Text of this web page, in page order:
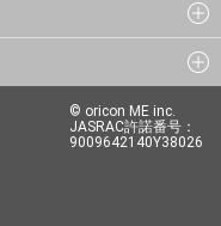
© oricon ME inc.
JASRAC許諾番号：
9009642140Y38026